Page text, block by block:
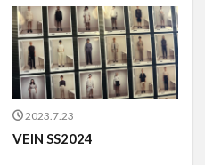
2023.7.23
VEIN SS2024